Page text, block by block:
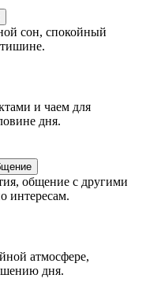
сон, спокойный
и чаем для
дня.
общение с другими
интересам.
атмосфере,
дня.